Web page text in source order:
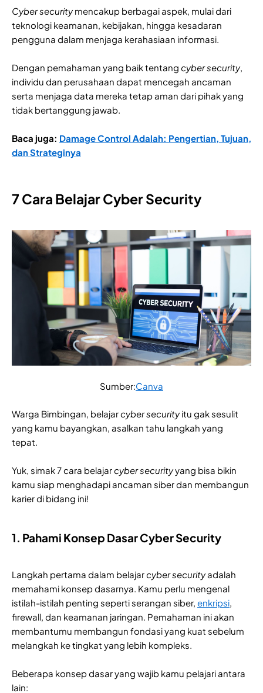
Cyber securitymencakup berbagai aspek, mulai dari
teknologi keamanan, kebijakan, hingga kesadaran
pengguna dalam menjaga kerahasiaan informasi.
Dengan pemahaman yang baik tentang cyber security,
individu dan perusahaan dapat mencegah ancaman
serta menjaga data mereka tetap aman dari pihak yang
tidak bertanggung jawab.
Baca juga: Damage Control Adalah: Pengertian, Tujuan,
dan Strateginya
7 Cara Belajar Cyber Security
Sumber:Canva
Warga Bimbingan, belajarcyber securityitu gak sesulit
yang kamu bayangkan, asalkan tahu langkah yang
tepat.
Yuk, simak 7 cara belajarcyber securityyang bisa bikin
kamu siap menghadapi ancaman siber dan membangun
karier di bidang ini!
1. Pahami Konsep Dasar Cyber Security
Langkah pertama dalam belajarcyber securityadalah
memahami konsep dasarnya. Kamu perlu mengenal
istilah-istilah penting seperti serangan siber, enkripsi,
firewall, dan keamanan jaringan. Pemahaman ini akan
membantumu membangun fondasi yang kuat sebelum
melangkah ke tingkat yang lebih kompleks.
Beberapa konsep dasar yang wajib kamu pelajari antara
lain: